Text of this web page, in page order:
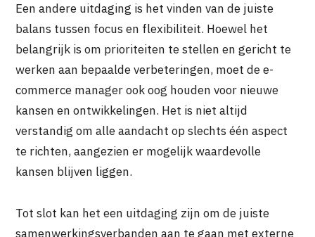
Een andere uitdaging is het vinden van de juiste
balans tussen focus en flexibiliteit. Hoewel het
belangrijk is om prioriteiten te stellen en gericht te
werken aan bepaalde verbeteringen, moet de e-
commerce manager ook oog houden voor nieuwe
kansen en ontwikkelingen. Het is niet altijd
verstandig om alle aandacht op slechts één aspect
te richten, aangezien er mogelijk waardevolle
kansen blijven liggen.
Tot slot kan het een uitdaging zijn om de juiste
samenwerkingsverbanden aan te gaan met externe